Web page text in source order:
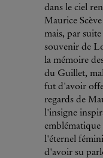
dans le ciel
Maurice
mais, par
souvenir de
la mémoire
du Guillet,
fut d'avoir
regards de
l'insigne
emblématique
l'éternel
d'avoir su